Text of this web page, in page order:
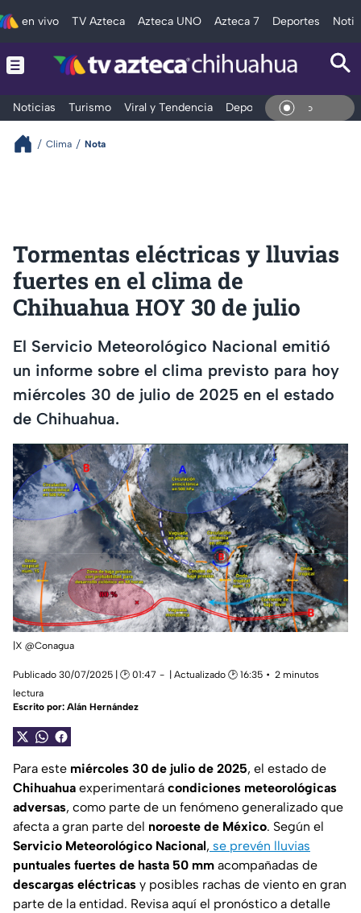
en vivo TV Azteca Azteca UNO Azteca 7 Deportes
Noticias Turismo Viral y Tendencia Deportes Espectáculos
En
Clima Nota
Tormentas eléctricas y lluvias
fuertes en el clima de
Chihuahua HOY 30 de julio
El Servicio Meteorológico Nacional emitió
un informe sobre el clima previsto para hoy
miércoles 30 de julio de 2025 en el estado
de Chihuahua.
|X @Conagua
Publicado 30/07/2025 | 🕑 01:47 | Actualizado 🕑 16:35
2 minutos
lectura
Escrito por: Alán Hernández
Para este miércoles 30 de julio de 2025, el estado de
Chihuahua experimentará condiciones meteorológicas
adversas, como parte de un fenómeno generalizado que
afecta a gran parte del noroeste de México. Según el
Servicio Meteorológico Nacional, se prevén lluvias
puntuales fuertes de hasta 50 mm acompañadas de
descargas eléctricas y posibles rachas de viento en gran
parte de la entidad. Revisa aquí el pronóstico a detalle